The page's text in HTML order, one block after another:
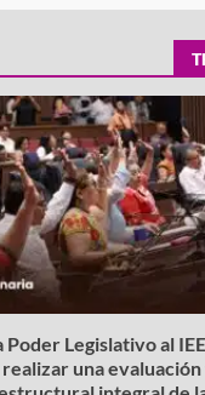
Poder Legislativo al
realizar una